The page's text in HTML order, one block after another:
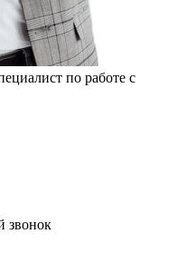
по работе с
звонок